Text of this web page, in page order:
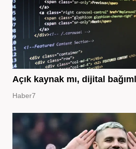
Açık kaynak mı, dijital
Haber7